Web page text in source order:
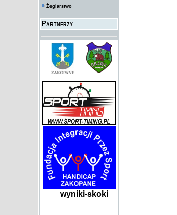
Żeglarstwo
Partnerzy
wyniki-skoki